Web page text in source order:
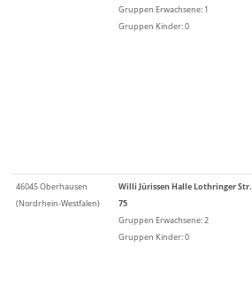
Gruppen Erwachsene: 1
Gruppen Kinder: 0
46045 Oberhausen
(Nordrhein-Westfalen)
Willi Jürissen Halle Lothringer Str.
75
Gruppen Erwachsene: 2
Gruppen Kinder: 0